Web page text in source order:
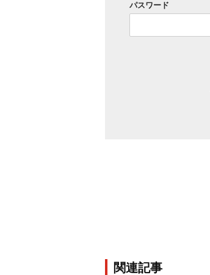
パスワード
関連記事